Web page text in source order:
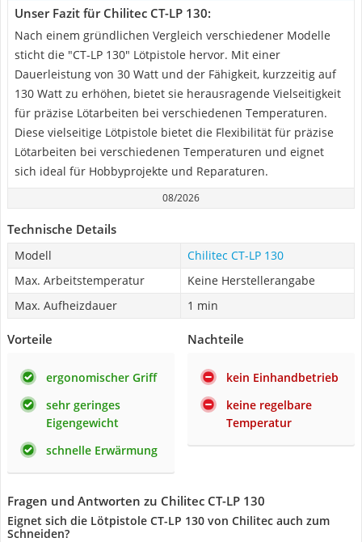
Unser Fazit für Chilitec CT-LP 130:
Nach einem gründlichen Vergleich verschiedener Modelle
sticht die "CT-LP 130" Lötpistole hervor. Mit einer
Dauerleistung von 30 Watt und der Fähigkeit, kurzzeitig auf
130 Watt zu erhöhen, bietet sie herausragende Vielseitigkeit
für präzise Lötarbeiten bei verschiedenen Temperaturen.
Diese vielseitige Lötpistole bietet die Flexibilität für präzise
Lötarbeiten bei verschiedenen Temperaturen und eignet
sich ideal für Hobbyprojekte und Reparaturen.
08/2026
Technische Details
Modell
Chilitec CT-LP 130
Max. Arbeitstemperatur
Keine Herstellerangabe
Max. Aufheizdauer
1 min
Vorteile
ergonomischer Griff
sehr geringes
Eigengewicht
schnelle Erwärmung
Nachteile
kein Einhandbetrieb
keine regelbare
Temperatur
Fragen und Antworten zu Chilitec CT-LP 130
Eignet sich die Lötpistole CT-LP 130 von Chilitec auch zum
Schneiden?